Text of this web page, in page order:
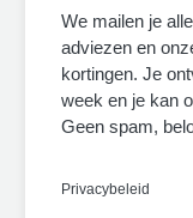
We mailen je
adviezen en
kortingen. Je
week en je kan
Geen spam,
Privacybeleid